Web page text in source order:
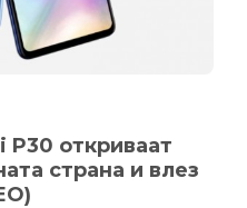
откриваат
страна и влез